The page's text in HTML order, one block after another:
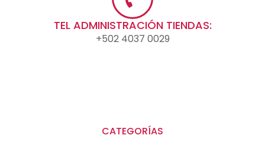
TEL ADMINISTRACIÓN TIENDAS:
+502 4037 0029
CATEGORÍAS